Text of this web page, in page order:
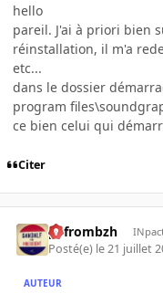
hello
pareil. J'ai à priori bien
réinstallation, il m'a
etc...
dans le dossier
program
ce bien celui qui
Citer
pyfrombzh
Posté(e) le 21 juillet
AUTEUR